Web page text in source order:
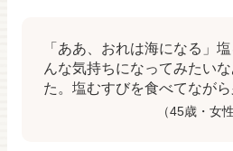
「ああ、おれは海になる」
んな気持ちになってみたい
た。塩むすびを食べてながら
（45歳・女